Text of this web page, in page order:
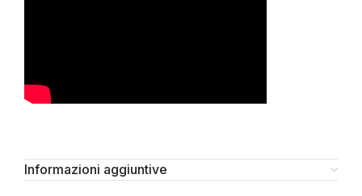
Informazioni aggiuntive